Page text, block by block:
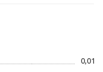
0,01